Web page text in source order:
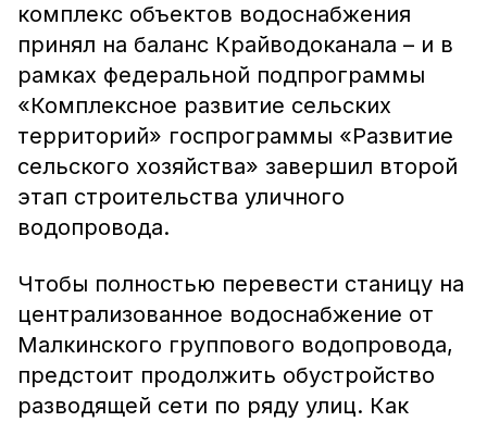
комплекс объектов водоснабжения
принял на баланс Крайводоканала – и в
рамках федеральной подпрограммы
«Комплексное развитие сельских
территорий» госпрограммы «Развитие
сельского хозяйства» завершил второй
этап строительства уличного
водопровода.
Чтобы полностью перевести станицу на
централизованное водоснабжение от
Малкинского группового водопровода,
предстоит продолжить обустройство
разводящей сети по ряду улиц. Как